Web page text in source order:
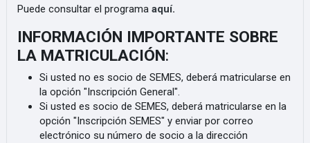
Puede consultar el programa aquí.
INFORMACIÓN IMPORTANTE SOBRE
LA MATRICULACIÓN:
Si usted no es socio de SEMES, deberá matricularse en
la opción "Inscripción General".
Si usted es socio de SEMES, deberá matricularse en la
opción "Inscripción SEMES" y enviar por correo
electrónico su número de socio a la dirección